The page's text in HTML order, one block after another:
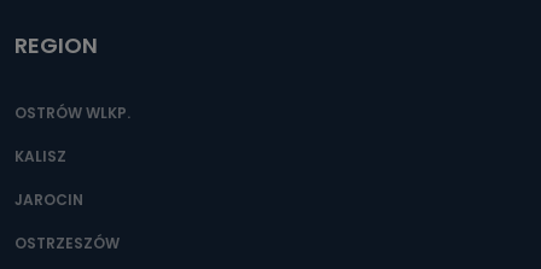
REGION
OSTRÓW WLKP.
KALISZ
JAROCIN
OSTRZESZÓW